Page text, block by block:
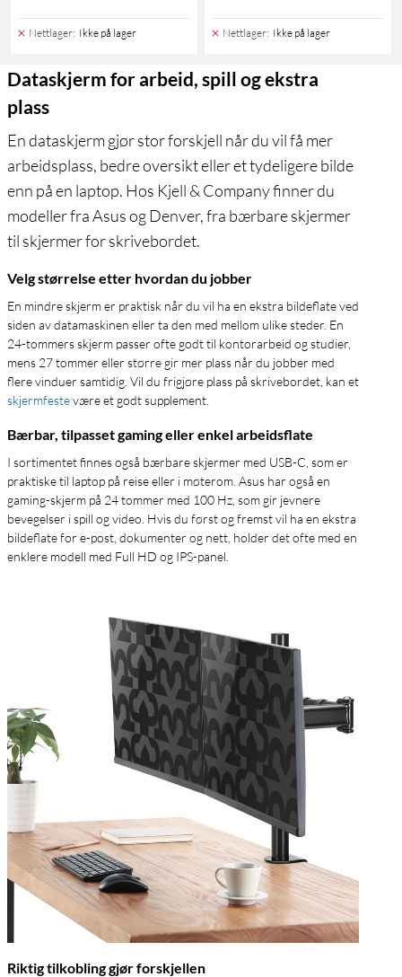
Nettlager: Ikke på lager Nettlager: Ikke på lager
Dataskjerm for arbeid, spill og ekstra
plass
En dataskjerm gjør stor forskjell når du vil få mer
arbeidsplass, bedre oversikt eller et tydeligere bilde
enn på en laptop. Hos Kjell & Company finner du
modeller fra Asus og Denver, fra bærbare skjermer
til skjermer for skrivebordet.
Velg størrelse etter hvordan du jobber
En mindre skjerm er praktisk når du vil ha en ekstra bildeflate ved
siden av datamaskinen eller ta den med mellom ulike steder. En
24-tommers skjerm passer ofte godt til kontorarbeid og studier,
mens 27 tommer eller større gir mer plass når du jobber med
flere vinduer samtidig. Vil du frigjøre plass på skrivebordet, kan et
skjermfestevære et godt supplement.
Bærbar, tilpasset gaming eller enkel arbeidsflate
I sortimentet finnes også bærbare skjermer med USB-C, som er
praktiske til laptop på reise eller i møterom. Asus har også en
gaming-skjerm på 24 tommer med 100 Hz, som gir jevnere
bevegelser i spill og video. Hvis du først og fremst vil ha en ekstra
bildeflate for e-post, dokumenter og nett, holder det ofte med en
enklere modell med Full HD og IPS-panel.
Riktig tilkobling gjør forskjellen